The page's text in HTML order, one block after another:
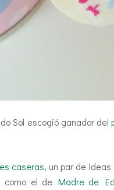
Sol escogió ganador del
caseras, un par de ideas
como el deMadre de